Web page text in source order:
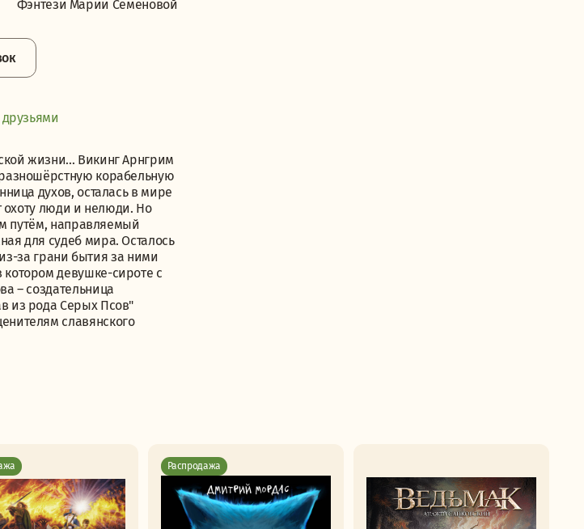
Фэнтези Марии Семеновой
жизни... Викинг Арнгрим
корабельную
духов, осталась в мире
охоту люди и нелюди. Но
путём, направляемый
для судеб мира. Осталось
за грани бытия за ними
девушке-сироте с
– создательница
из рода Серых Псов"
славянского
Распродажа